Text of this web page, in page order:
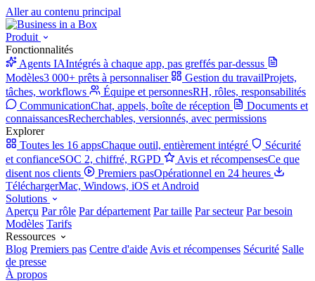
Aller au contenu principal
Produit
Fonctionnalités
Agents IAIntégrés à chaque app, pas greffés par-dessus
Modèles3 000+ prêts à personnaliser Gestion du travailProjets,
tâches, workflows
Équipe et personnesRH, rôles, responsabilités
CommunicationChat, appels, boîte de réception
Documents et
connaissancesRecherchables, versionnés, avec permissions
Explorer
Toutes les 16 appsChaque outil, entièrement intégré
Sécurité
et confianceSOC 2, chiffré, RGPD Avis et récompensesCe que
disent nos clients
Premiers pasOpérationnel en 24 heures
TéléchargerMac, Windows, iOS et Android
Solutions
Aperçu Par rôle Par département Par taille Par secteur Par besoin
Modèles Tarifs
Ressources
Blog Premiers pas Centre d'aide Avis et récompenses Sécurité Salle
de presse
À propos